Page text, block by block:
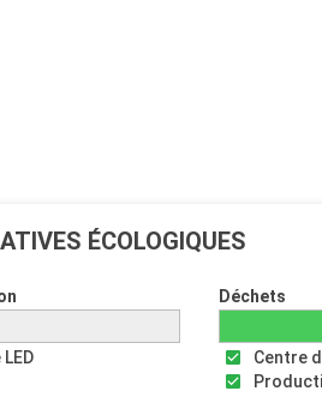
ÉCOLOGIQUES
Déchets
Centre